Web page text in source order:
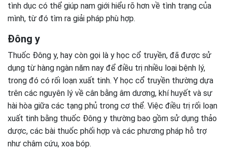
tình dục có thể giúp nam giới hiểu rõ hơn về tình trạng của
mình, từ đó tìm ra giải pháp phù hợp.
Đông y
Thuốc Đông y, hay còn gọi là y học cổ truyền, đã được sử
dụng từ hàng ngàn năm nay để điều trị nhiều loại bệnh lý,
trong đó có rối loạn xuất tinh. Y học cổ truyền thường dựa
trên các nguyên lý về cân bằng âm dương, khí huyết và sự
hài hòa giữa các tạng phủ trong cơ thể. Việc điều trị rối loạn
xuất tinh bằng thuốc Đông y thường bao gồm sử dụng thảo
dược, các bài thuốc phối hợp và các phương pháp hỗ trợ
như châm cứu, xoa bóp.